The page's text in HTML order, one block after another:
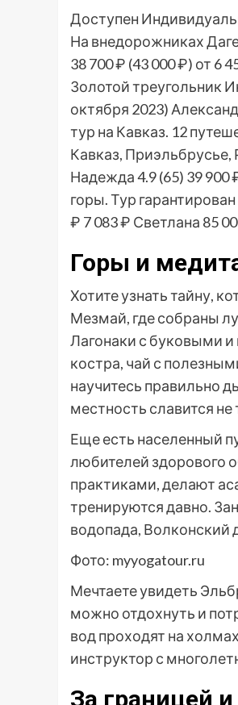
Доступен
На внедорожниках
38 700 ₽ (43 000 ₽) от 6
Золотой треугольник
октября 2023)
тур на Кавказ. 12
Кавказ, Приэльбрусье,
Надежда 4.9(65) 39 900
горы. Тур
₽ 7 083 ₽ Светлана 85
Горы и
Хотите узнать тайну,
Мезмай, где собраны
Лагонаки с буковыми
костра, чай с
научитесь правильно
местность славится
Еще есть населенный
любителей здорового
практиками, делают
тренируются давно.
водопада, Волконский
Фото: myyogatour.ru
Мечтаете увидеть
можно отдохнуть и
вод проходят на
инструктор с
За границей